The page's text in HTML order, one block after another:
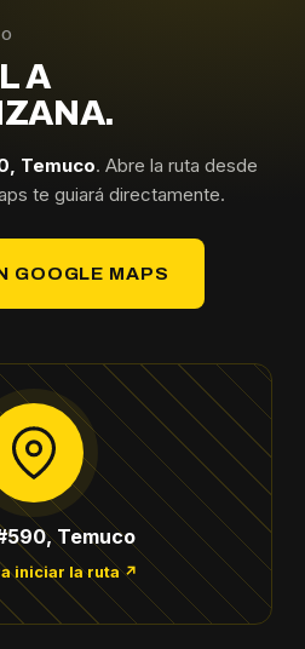
A
Temuco. Abre la ruta desde
te guiará directamente.
GOOGLE MAPS
Temuco
iniciar la ruta ↗